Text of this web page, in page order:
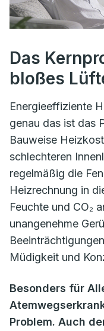
Das
bloßes
Energieeffiziente
genau das ist das
Bauweise
schlechteren
regelmäßig die
Heizrechnung in
Feuchte und CO₂
unangenehme
Müdigkeit und
Besonders für
Problem. Auch